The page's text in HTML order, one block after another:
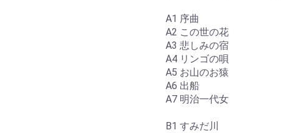
A1 序曲
A2 この世の花
A3 悲しみの宿
A4 リンゴの唄
A5 お山のお猿
A6 出船
A7 明治一代女
B1 すみだ川